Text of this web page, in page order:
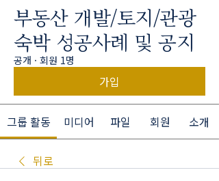
부동산 개발/토지/관광
숙박 성공사례 및 공지
공개 · 회원 1명
가입
그룹 활동 미디어 파일 회원 소개
뒤로